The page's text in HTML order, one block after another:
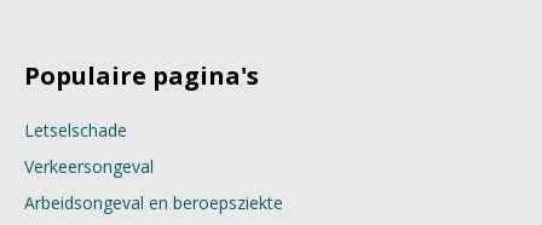
Populaire pagina's
Letselschade
Verkeersongeval
Arbeidsongeval en beroepsziekte